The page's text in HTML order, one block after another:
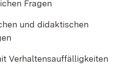
Fragen
und didaktischen
Verhaltensauffälligkeiten